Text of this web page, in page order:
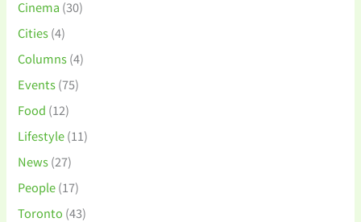
Cinema (30)
Cities(4)
Columns(4)
Events(75)
Food (12)
Lifestyle(11)
News(27)
People(17)
Toronto (43)